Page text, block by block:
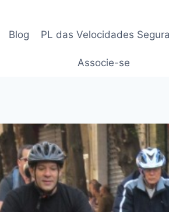
Blog PL das Velocidades
Associe-se